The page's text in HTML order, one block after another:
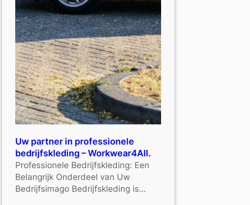
Uw partner in professionele
bedrijfskleding – Workwear4All.
Professionele Bedrijfskleding: Een
Belangrijk Onderdeel van Uw
Bedrijfsimago Bedrijfskleding is…